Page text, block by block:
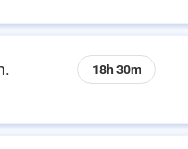
18h 30m